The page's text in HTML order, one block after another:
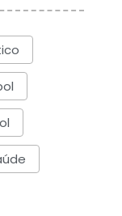
Caio César Muniz
5, 2026